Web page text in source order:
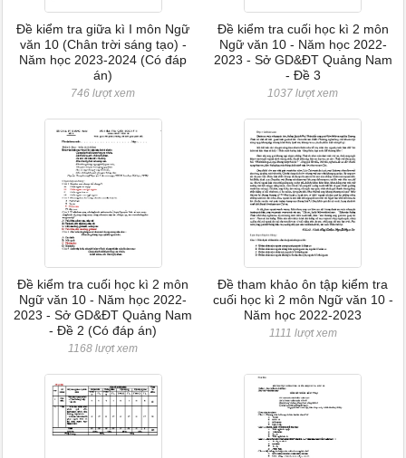
Đề kiểm tra giữa kì I môn Ngữ
văn 10 (Chân trời sáng tạo) -
Năm học 2023-2024 (Có đáp
án)
746 lượt xem
Đề kiểm tra cuối học kì 2 môn
Ngữ văn 10 - Năm học 2022-
2023 - Sở GD&ĐT Quảng Nam
- Đề 3
1037 lượt xem
Đề kiểm tra cuối học kì 2 môn
Ngữ văn 10 - Năm học 2022-
2023 - Sở GD&ĐT Quảng Nam
- Đề 2 (Có đáp án)
1168 lượt xem
Đề tham khảo ôn tập kiểm tra
cuối học kì 2 môn Ngữ văn 10 -
Năm học 2022-2023
1111 lượt xem